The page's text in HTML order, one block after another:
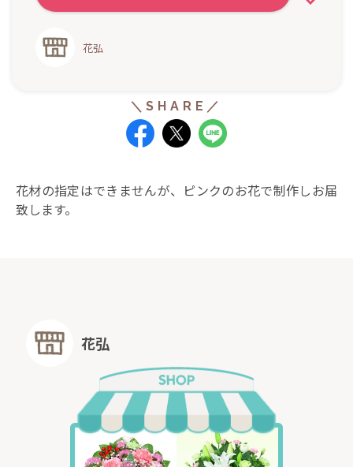
花弘
花材の指定はできませんが、ピンクのお花で制作しお届
致します。
花弘